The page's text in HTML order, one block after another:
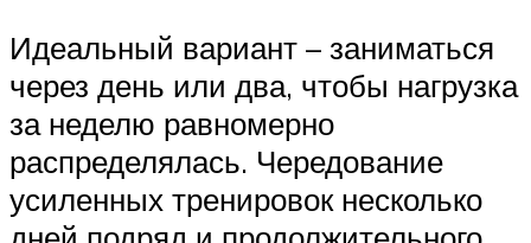
Идеальный вариант – заниматься
через день или два, чтобы нагрузка
за неделю равномерно
распределялась. Чередование
усиленных тренировок несколько